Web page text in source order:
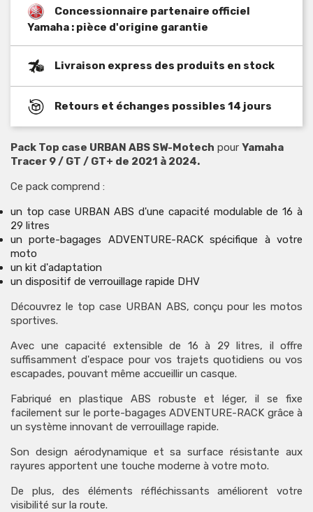
Concessionnaire partenaire officiel
Yamaha : pièce d'origine garantie
Livraison express des produits en stock
Retours et échanges possibles 14 jours
Pack Top case URBAN ABS SW-Motech pour Yamaha
Tracer 9 / GT / GT+ de 2021 à 2024.
Ce pack comprend :
un top case URBAN ABS d'une capacité modulable de 16 à
29 litres
un porte-bagages ADVENTURE-RACK spécifique à votre
moto
un kit d'adaptation
un dispositif de verrouillage rapide DHV
Découvrez le top case URBAN ABS, conçu pour les motos
sportives.
Avec une capacité extensible de 16 à 29 litres, il offre
suffisamment d'espace pour vos trajets quotidiens ou vos
escapades, pouvant même accueillir un casque.
Fabriqué en plastique ABS robuste et léger, il se fixe
facilement sur le porte-bagages ADVENTURE-RACK grâce à
un système innovant de verrouillage rapide.
Son design aérodynamique et sa surface résistante aux
rayures apportent une touche moderne à votre moto.
De plus, des éléments réfléchissants améliorent votre
visibilité sur la route.